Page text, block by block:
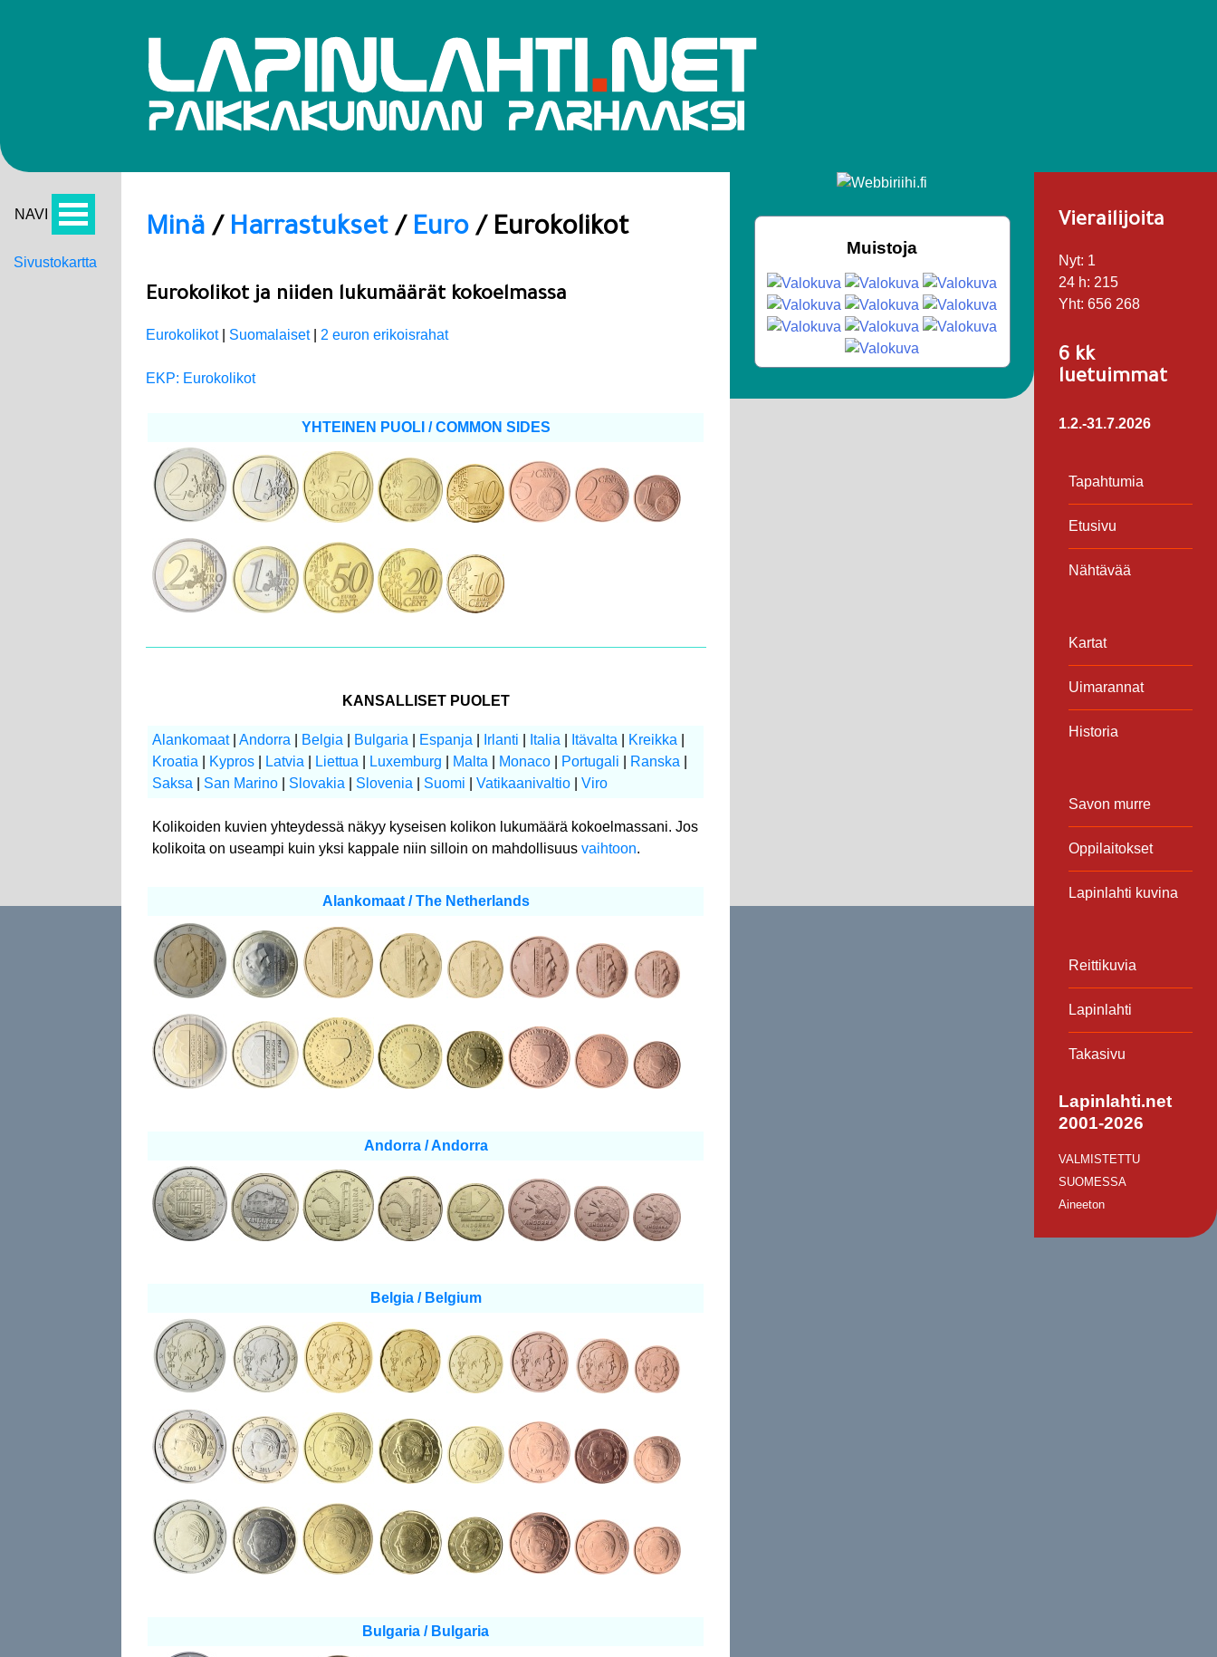
NAVI
Sivustokartta
Minä / Harrastukset / Euro / Eurokolikot
Eurokolikot ja niiden lukumäärät kokoelmassa
Eurokolikot| Suomalaiset|2 euron erikoisrahat
EKP: Eurokolikot
YHTEINEN PUOLI / COMMON SIDES
KANSALLISET PUOLET
Alankomaat|Andorra Belgia Bulgaria Espanja Irlanti Italia Itävalta Kreikka
Kroatia
Kypros Latvia Liettua Luxemburg Malta Monaco Portugali Ranska
Saksa
San Marino Slovakia Slovenia Suomi |Vatikaanivaltio |Viro
Kolikoiden kuvien yhteydessä näkyy kyseisen kolikon lukumäärä kokoelmassani. Jos
kolikoita on useampi kuin yksi kappale niin silloin on mahdollisuusvaihtoon.
Alankomaat / The Netherlands
Andorra / Andorra
Belgia / Belgium
Bulgaria / Bulgaria
Muistoja
Vierailijoita
Nyt: 1
24 h: 215
Yht: 656 268
6 kk
luetuimmat
1.2.-31.7.2026
Tapahtumia
Etusivu
Nähtävää
Kartat
Uimarannat
Historia
Savon murre
Oppilaitokset
Lapinlahti kuvina
Reittikuvia
Lapinlahti
Takasivu
Lapinlahti.net
2001-2026
VALMISTETTU
SUOMESSA
Aineeton